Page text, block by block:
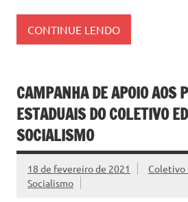
CONTINUE LENDO
CAMPANHA DE APOIO AOS
ESTADUAIS DO COLETIVO
SOCIALISMO
18 de fevereiro de 2021
Coletivo
Socialismo